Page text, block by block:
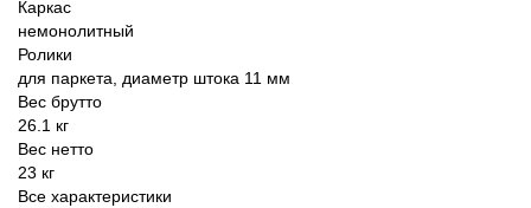
Каркас
немонолитный
Ролики
для паркета, диаметр штока 11 мм
Вес брутто
26.1 кг
Вес нетто
23 кг
Все характеристики